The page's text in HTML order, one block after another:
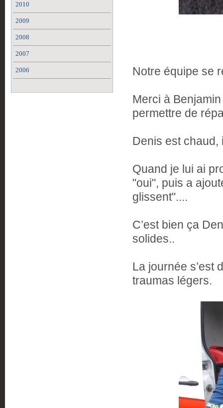
2010
2009
2008
2007
2006 Notre équipe se
Merci à
permettre de
Denis est chaud,
Quand je lui ai
"oui", puis a
glissent"....
C’est bien ça
solides..
La journée s’est
traumas légers.